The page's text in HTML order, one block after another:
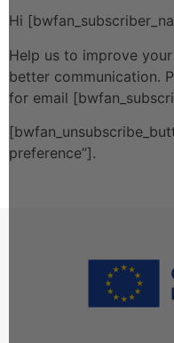
Hi
Help us to improve
better communication.
for email
preference”].